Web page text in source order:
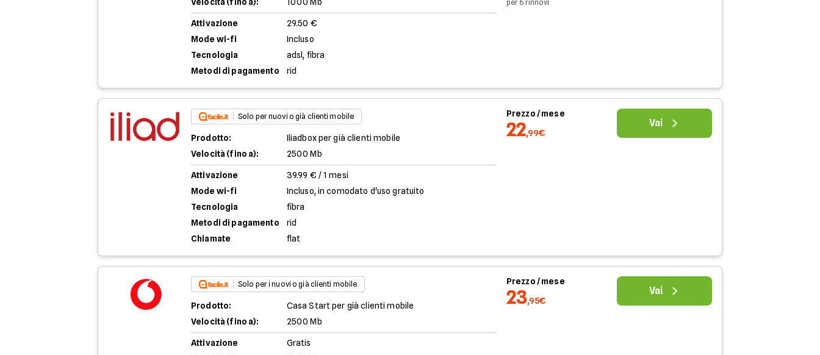
Attivazione
29.50 €
Mode wi-fi
Incluso
Tecnologia
adsl, fibra
Metodi di pagamento
rid
per 6 rinnovi
Solo per nuovi o già clienti mobile
Prodotto:
Iliadbox per già clienti mobile
Velocità (fino a):
2500 Mb
Attivazione
39.99 € / 1 mesi
Mode wi-fi
Incluso, in comodato d'uso gratuito
Tecnologia
fibra
Metodi di pagamento
rid
Chiamate
flat
Prezzo / mese
22,99€
Vai
Solo per i nuovi o già clienti mobile
Prodotto:
Casa Start per già clienti mobile
Velocità (fino a):
2500 Mb
Attivazione
Gratis
Prezzo / mese
23,95€
Vai